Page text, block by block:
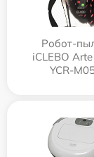
Робот-
iCLEBO
YCR-